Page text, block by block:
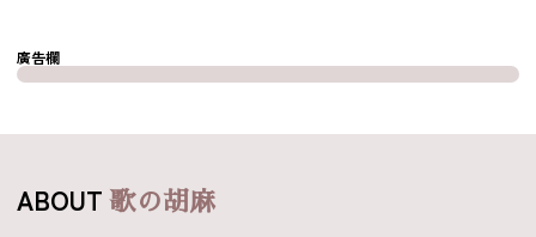
廣告欄
ABOUT歌の胡麻